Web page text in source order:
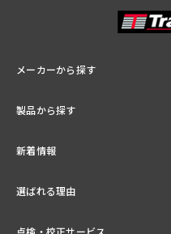
メーカーから探す
製品から探す
新着情報
選ばれる理由